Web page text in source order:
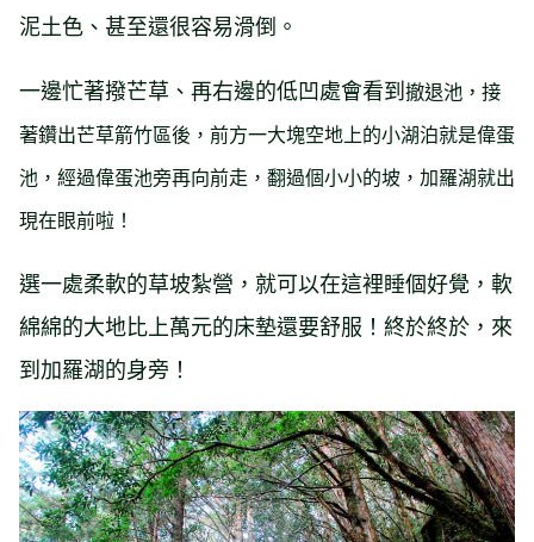
泥土色、甚至還很容易滑倒。
一邊忙著撥芒草、再右邊的低凹處會看到撤退池，接
著鑽出芒草箭竹區後，前方一大塊空地上的小湖泊就是偉蛋
池，經過偉蛋池旁再向前走，翻過個小小的坡，加羅湖就出
現在眼前啦！
選一處柔軟的草坡紮營，就可以在這裡睡個好覺，軟
綿綿的大地比上萬元的床墊還要舒服！終於終於，來
到加羅湖的身旁！